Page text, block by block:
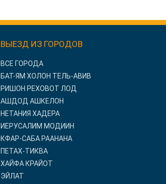
ВЫЕЗД ИЗ ГОРОДОВ
ВСЕ ГОРОДА
БАТ-ЯМ ХОЛОН ТЕЛЬ-АВИВ
РИШОН РЕХОВОТ ЛОД
АШДОД АШКЕЛОН
НЕТАНИЯ ХАДЕРА
ИЕРУСАЛИМ МОДИИН
КФАР-САБА РААНАНА
ПЕТАХ-ТИКВА
ХАЙФА КРАЙОТ
ЭЙЛАТ